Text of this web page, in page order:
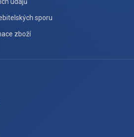
sporu
zboží